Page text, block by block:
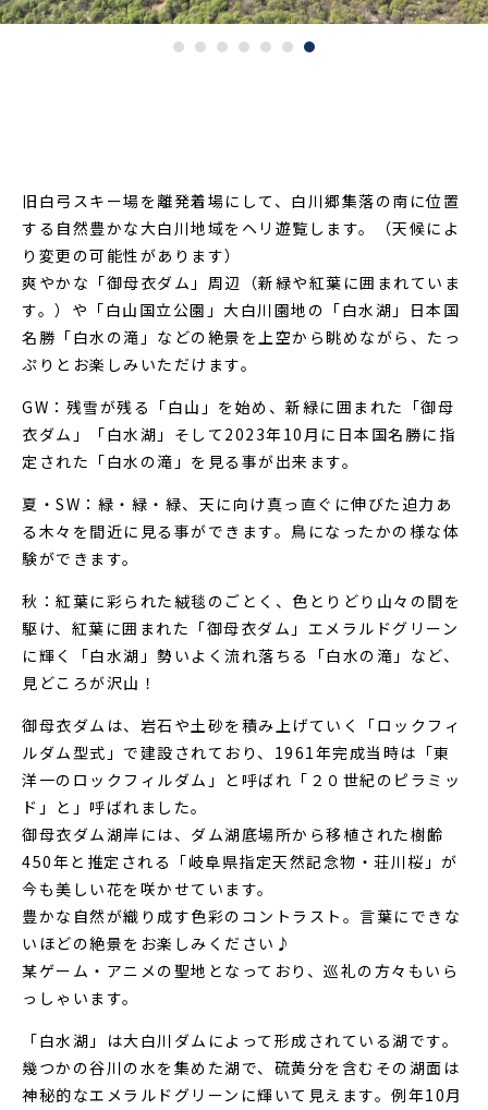
旧白弓スキー場を離発着場にして、白川郷集落の南に位置
する自然豊かな大白川地域をヘリ遊覧します。（天候によ
り変更の可能性があります）
爽やかな「御母衣ダム」周辺（新緑や紅葉に囲まれていま
す。）や「白山国立公園」大白川園地の「白水湖」日本国
名勝「白水の滝」などの絶景を上空から眺めながら、たっ
ぷりとお楽しみいただけます。
GW：残雪が残る「白山」を始め、新緑に囲まれた「御母
衣ダム」「白水湖」そして2023年10月に日本国名勝に指
定された「白水の滝」を見る事が出来ます。
夏・SW：緑・緑・緑、天に向け真っ直ぐに伸びた迫力あ
る木々を間近に見る事ができます。鳥になったかの様な体
験ができます。
秋：紅葉に彩られた絨毯のごとく、色とりどり山々の間を
駆け、紅葉に囲まれた「御母衣ダム」エメラルドグリーン
に輝く「白水湖」勢いよく流れ落ちる「白水の滝」など、
見どころが沢山！
御母衣ダムは、岩石や土砂を積み上げていく「ロックフィ
ルダム型式」で建設されており、1961年完成当時は「東
洋一のロックフィルダム」と呼ばれ「２０世紀のピラミッ
ド」と」呼ばれました。
御母衣ダム湖岸には、ダム湖底場所から移植された樹齢
450年と推定される「岐阜県指定天然記念物・荘川桜」が
今も美しい花を咲かせています。
豊かな自然が織り成す色彩のコントラスト。言葉にできな
いほどの絶景をお楽しみください♪
某ゲーム・アニメの聖地となっており、巡礼の方々もいら
っしゃいます。
「白水湖」は大白川ダムによって形成されている湖です。
幾つかの谷川の水を集めた湖で、硫黄分を含むその湖面は
神秘的なエメラルドグリーンに輝いて見えます。例年10月